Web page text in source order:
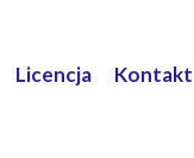
Licencja Kontakt